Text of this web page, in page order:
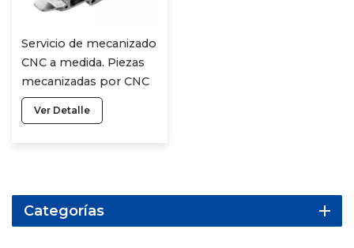
Servicio de mecanizado
CNC a medida. Piezas
mecanizadas por CNC
de precisión en
aleación de aluminio,
Ver Detalle
Categorías